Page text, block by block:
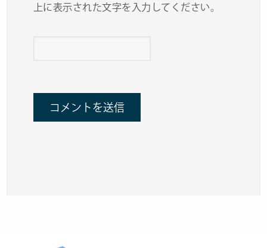
上に表示された文字を入力してください。